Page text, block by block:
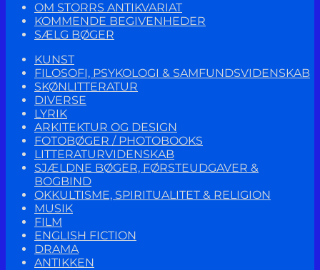
OM STORRS ANTIKVARIAT
KOMMENDE BEGIVENHEDER
SÆLG BØGER
KUNST
FILOSOFI, PSYKOLOGI & SAMFUNDSVIDENSKAB
SKØNLITTERATUR
DIVERSE
LYRIK
ARKITEKTUR OG DESIGN
FOTOBØGER / PHOTOBOOKS
LITTERATURVIDENSKAB
SJÆLDNE BØGER, FØRSTEUDGAVER &
BOGBIND
OKKULTISME, SPIRITUALITET & RELIGION
MUSIK
FILM
ENGLISH FICTION
DRAMA
ANTIKKEN